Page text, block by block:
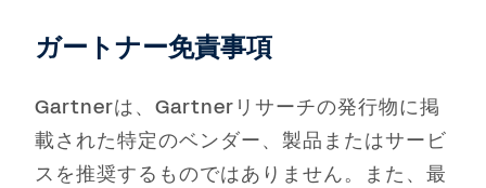
ガートナー免責事項
Gartnerは、Gartnerリサーチの発行物に掲
載された特定のベンダー、製品またはサービ
スを推奨するものではありません。また、最